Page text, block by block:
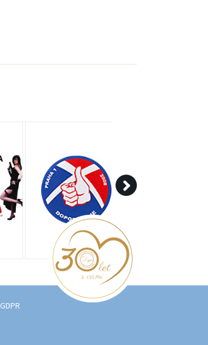
GDPR